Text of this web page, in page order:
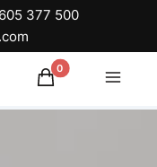
377 500
się Produkty w
Koszyk Menu